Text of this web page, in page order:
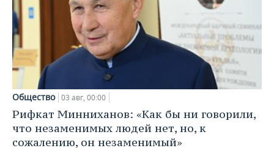
Общество 03 авг, 00:00
Рифкат Минниханов: «Как бы ни говорили,
что незаменимых людей нет, но, к
сожалению, он незаменимый»